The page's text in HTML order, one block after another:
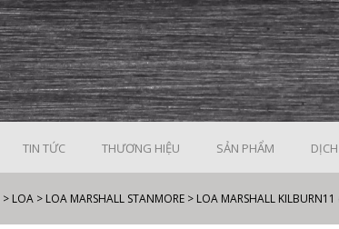
TIN TỨC THƯƠNG HIỆU SẢN PHẨM
> LOA > LOA MARSHALL STANMORE > LOA MARSHALL